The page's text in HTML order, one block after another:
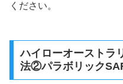
ください。
ハイローオーストラ
法②パラボリック